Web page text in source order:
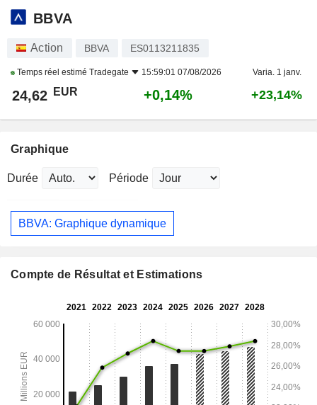
BBVA
Action BBVA ES0113211835
Temps réel estimé Tradegate 15:59:01 07/08/2026 Varia. 1 janv.
24,62 EUR +0,14% +23,14%
Graphique
Durée Période
BBVA: Graphique dynamique
Compte de Résultat et Estimations